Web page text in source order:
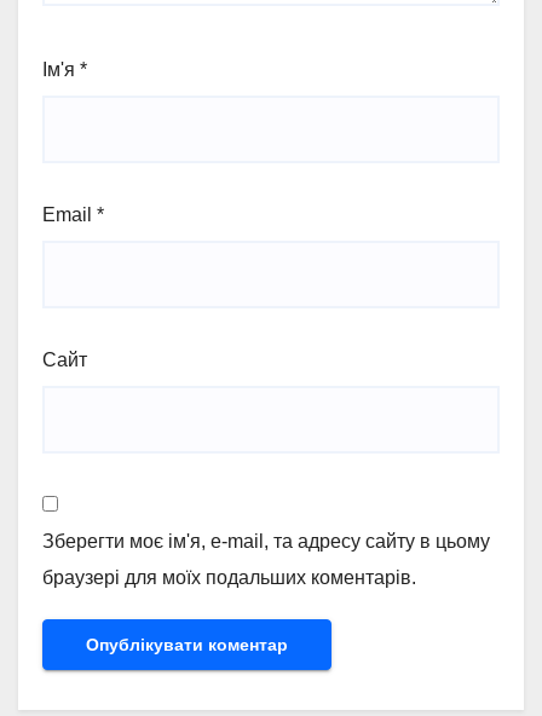
Ім'я *
Email *
Сайт
Зберегти моє ім'я, e-mail, та адресу сайту в цьому
браузері для моїх подальших коментарів.